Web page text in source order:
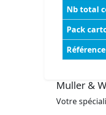
Nb total
Pack
Muller &
Votre